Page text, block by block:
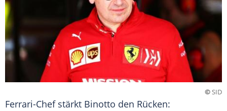
©SID
Ferrari-Chef stärkt Binotto den Rücken: